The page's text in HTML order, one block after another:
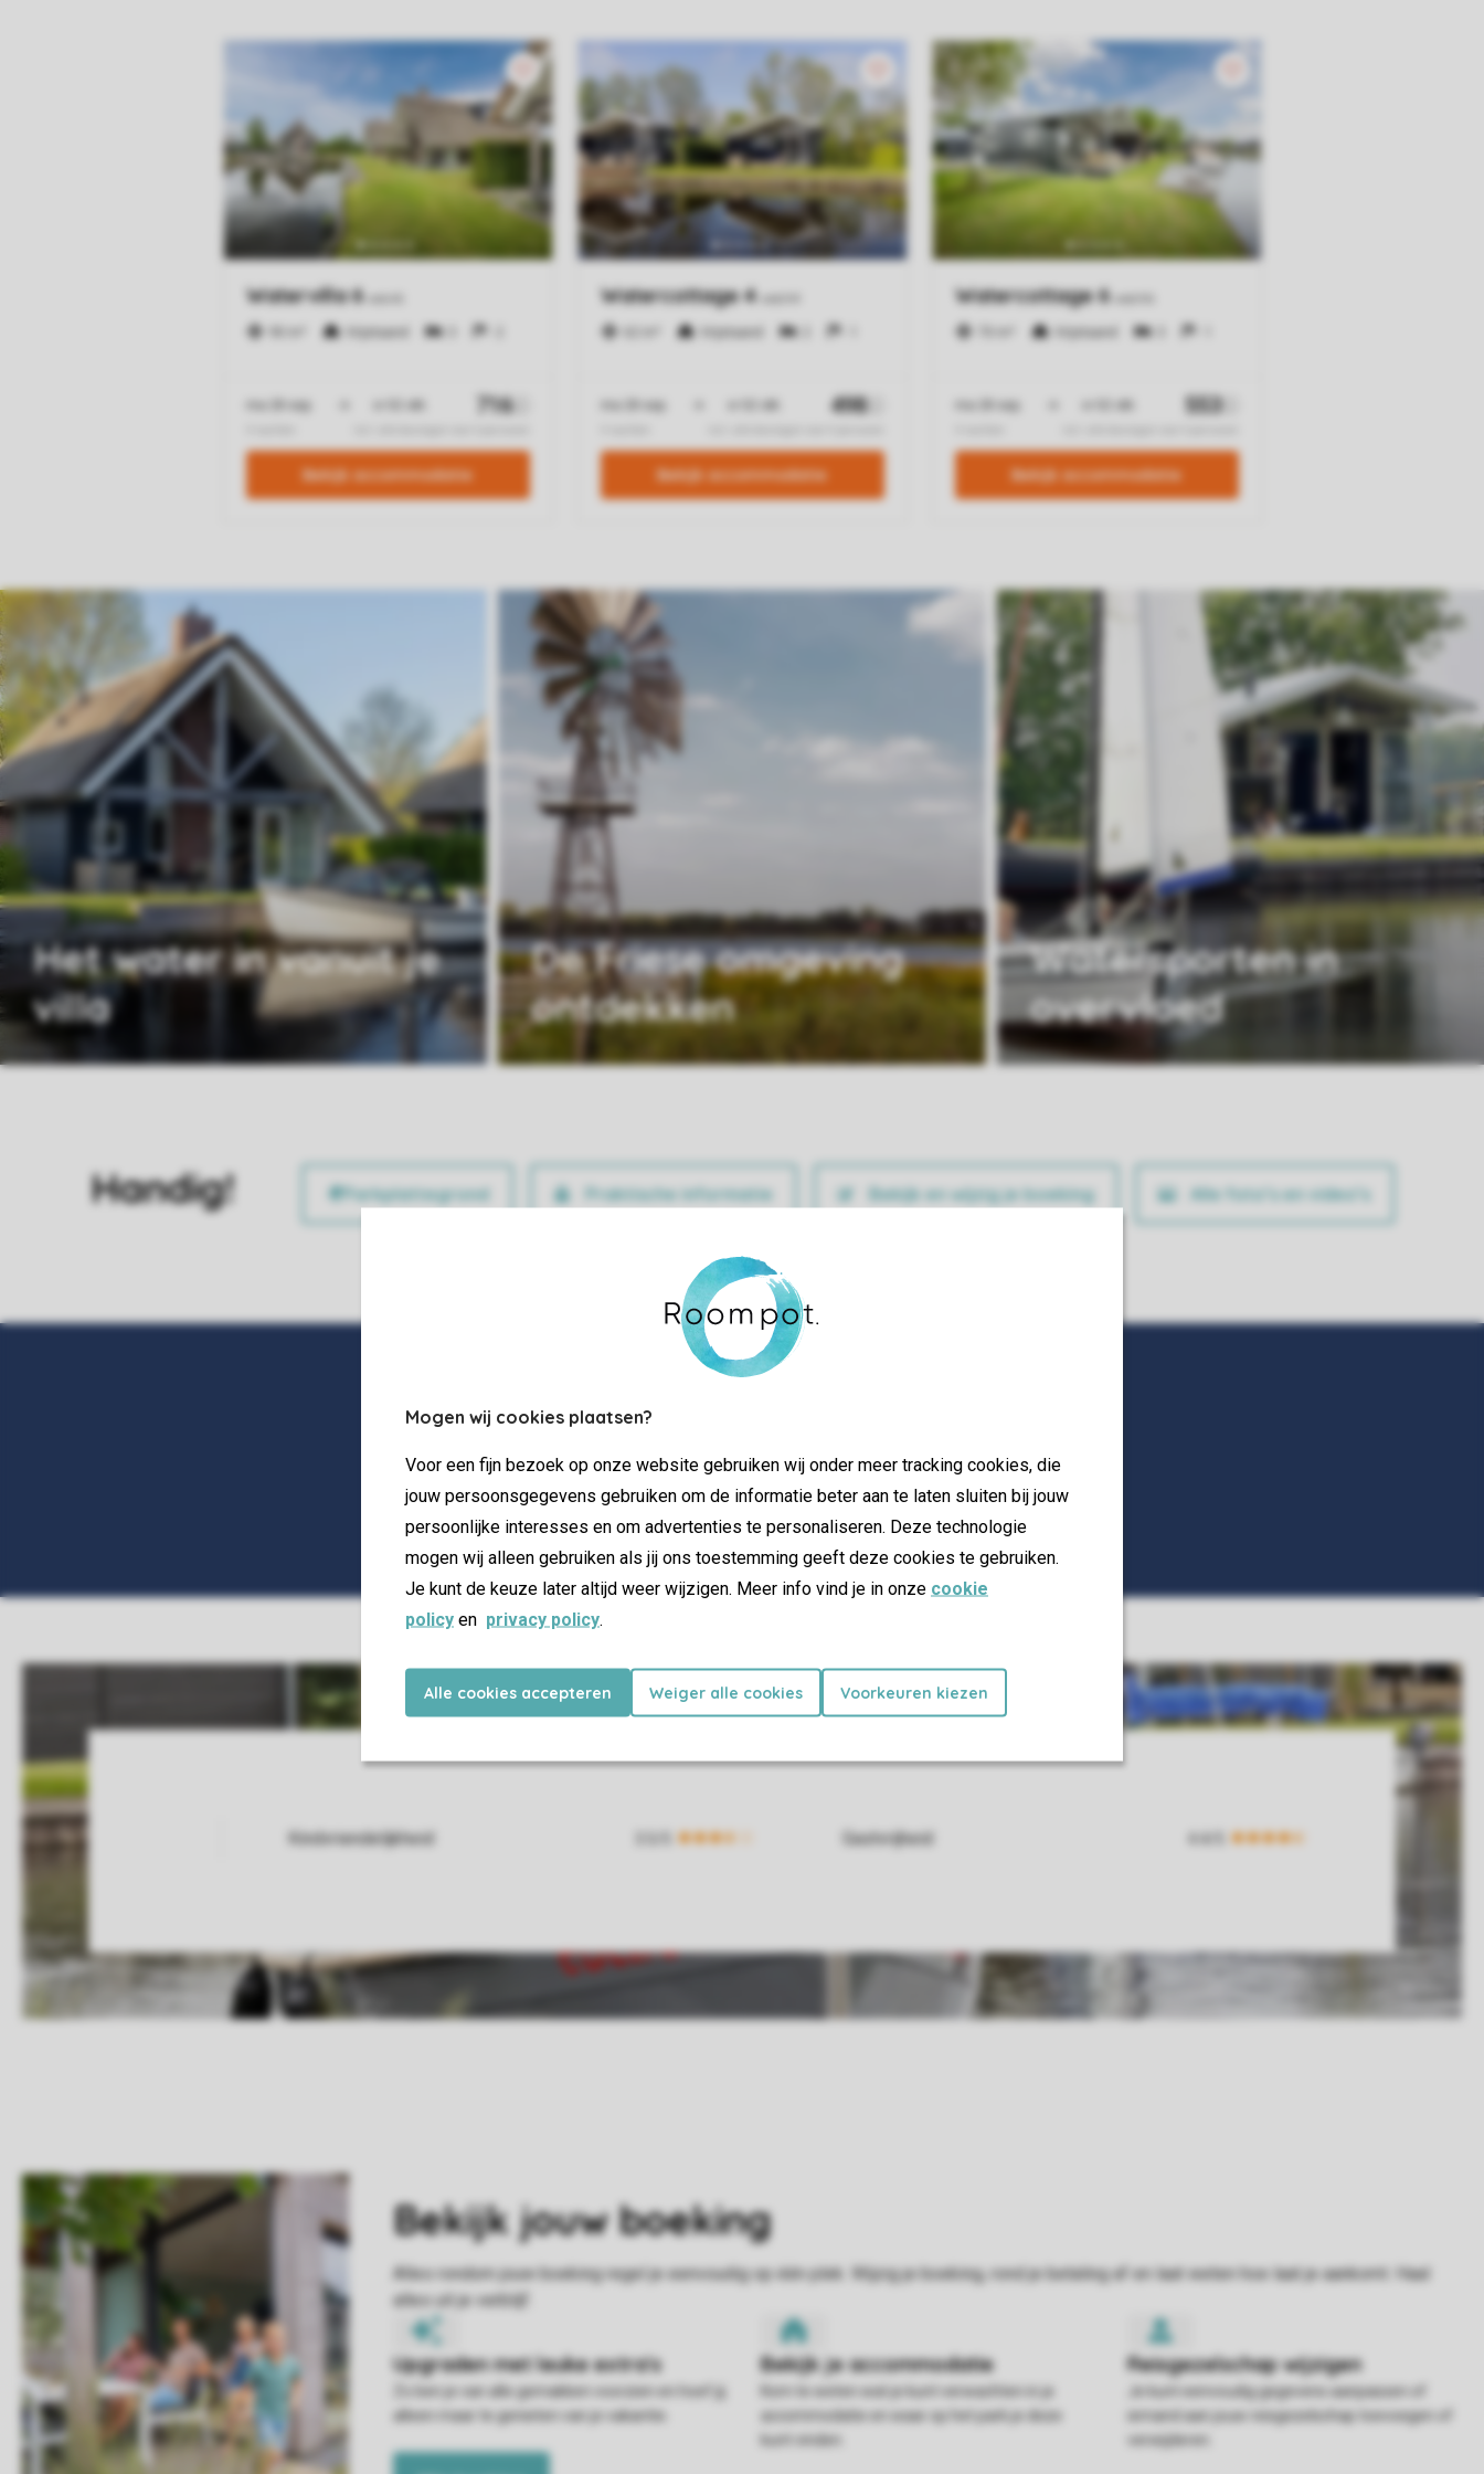
Mogen wij cookies plaatsen?
Voor een fijn bezoek op onze website gebruiken wij onder meer tracking cookies, die
jouw persoonsgegevens gebruiken om de informatie beter aan te laten sluiten bij jouw
persoonlijke interesses en om advertenties te personaliseren. Deze technologie
mogen wij alleen gebruiken als jij ons toestemming geeft deze cookies te gebruiken.
Je kunt de keuze later altijd weer wijzigen. Meer info vind je in onze cookie
policy en privacy policy.
Alle cookies accepteren Weiger alle cookies Voorkeuren kiezen
Het water in vanuit je
villa
De Friese omgeving
ontdekken
Watersporten in
overvloed
Handig! Praktische informatie Bekijk en wijzig je boeking Alle foto’s en video’s
Service Rating from our guests
Kindvriendelijkheid Gastvrijheid
Zo ben je van alle gemakken voorzien en hoef jij
alleen maar te genieten van je vakantie.
Kom te weten wat je kunt verwachten in je
accommodatie en waar op het park je deze
kunt vinden.
Je kunt eenvoudig gegevens aanpassen of
iemand aan jouw reisgezelschap toevoegen of
verwijderen.